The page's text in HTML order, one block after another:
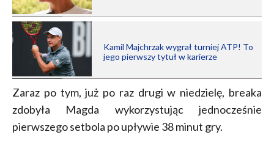
Kamil Majchrzak wygrał turniej ATP! To
jego pierwszy tytuł w karierze
Zaraz po tym, już po raz drugi w niedzielę, breaka
zdobyła Magda wykorzystując jednocześnie
pierwszego setbola po upływie 38 minut gry.